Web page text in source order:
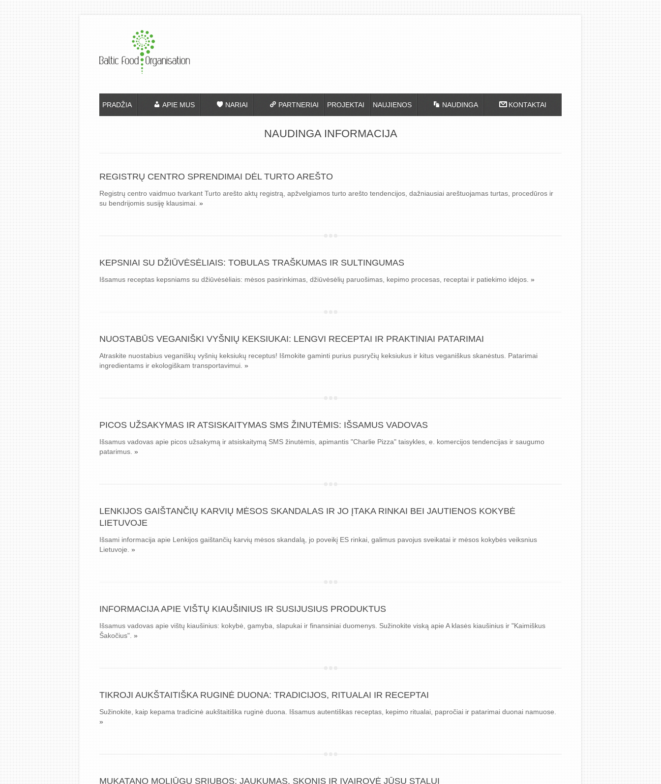
PRADŽIA APIE MUS NARIAI PARTNERIAI PROJEKTAI NAUJIENOS NAUDINGA KONTAKTAI
NAUDINGA INFORMACIJA
REGISTRŲ CENTRO SPRENDIMAI DĖL TURTO AREŠTO
Registrų centro vaidmuo tvarkant Turto arešto aktų registrą, apžvelgiamos turto arešto tendencijos, dažniausiai areštuojamas turtas, procedūros ir
su bendrijomis susiję klausimai. »
KEPSNIAI SU DŽIŪVĖSĖLIAIS: TOBULAS TRAŠKUMAS IR SULTINGUMAS
Išsamus receptas kepsniams su džiūvėsėliais: mėsos pasirinkimas, džiūvėsėlių paruošimas, kepimo procesas, receptai ir patiekimo idėjos. »
NUOSTABŪS VEGANIŠKI VYŠNIŲ KEKSIUKAI: LENGVI RECEPTAI IR PRAKTINIAI PATARIMAI
Atraskite nuostabius veganiškų vyšnių keksiukų receptus! Išmokite gaminti purius pusryčių keksiukus ir kitus veganiškus skanėstus. Patarimai
ingredientams ir ekologiškam transportavimui. »
PICOS UŽSAKYMAS IR ATSISKAITYMAS SMS ŽINUTĖMIS: IŠSAMUS VADOVAS
Išsamus vadovas apie picos užsakymą ir atsiskaitymą SMS žinutėmis, apimantis "Charlie Pizza" taisykles, e. komercijos tendencijas ir saugumo
patarimus. »
LENKIJOS GAIŠTANČIŲ KARVIŲ MĖSOS SKANDALAS IR JO ĮTAKA RINKAI BEI JAUTIENOS KOKYBĖ
LIETUVOJE
Išsami informacija apie Lenkijos gaištančių karvių mėsos skandalą, jo poveikį ES rinkai, galimus pavojus sveikatai ir mėsos kokybės veiksnius
Lietuvoje. »
INFORMACIJA APIE VIŠTŲ KIAUŠINIUS IR SUSIJUSIUS PRODUKTUS
Išsamus vadovas apie vištų kiaušinius: kokybė, gamyba, slapukai ir finansiniai duomenys. Sužinokite viską apie A klasės kiaušinius ir "Kaimiškus
Šakočius". »
TIKROJI AUKŠTAITIŠKA RUGINĖ DUONA: TRADICIJOS, RITUALAI IR RECEPTAI
Sužinokite, kaip kepama tradicinė aukštaitiška ruginė duona. Išsamus autentiškas receptas, kepimo ritualai, papročiai ir patarimai duonai namuose.
»
MUKATANO MOLIŪGŲ SRIUBOS: JAUKUMAS, SKONIS IR ĮVAIROVĖ JŪSŲ STALUI